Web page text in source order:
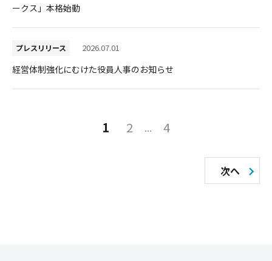
ークス」本格始動
プレスリリース 2026.07.01
経営体制強化にむけた役員人事のお知らせ
1 2 4
次へ